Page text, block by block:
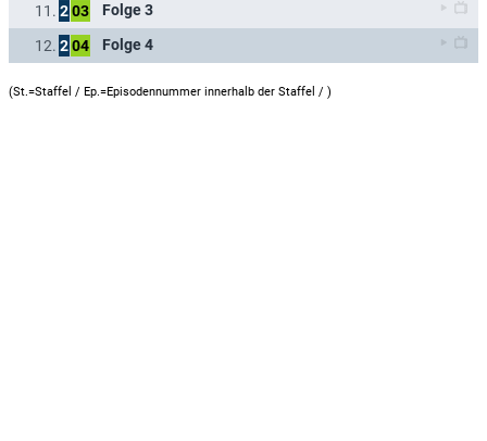
11. 203 Folge 3
12. 204 Folge 4
(St.=Staffel / Ep.=Episodennummer innerhalb der Staffel / )